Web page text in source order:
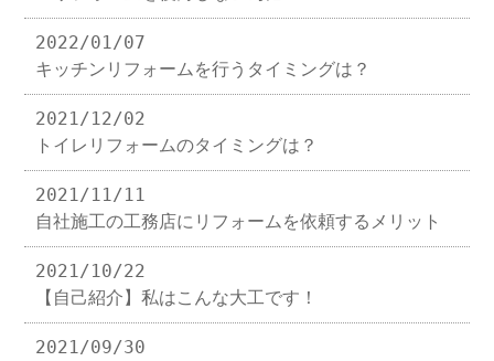
2022/01/07
キッチンリフォームを行うタイミングは？
2021/12/02
トイレリフォームのタイミングは？
2021/11/11
自社施工の工務店にリフォームを依頼するメリット
2021/10/22
【自己紹介】私はこんな大工です！
2021/09/30